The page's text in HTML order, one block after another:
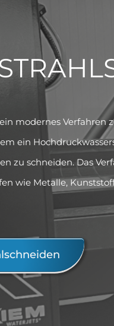
modernes Verfahren
ein
zu schneiden. Das
wie Metalle,